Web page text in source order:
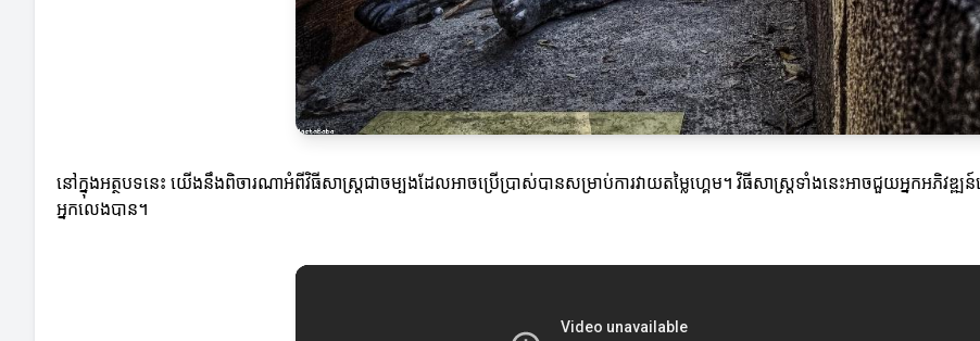
នៅក្នុងអត្ថបទនេះ យើងនឹងពិចារណាអំពីវិធីសាស្ត្រជាចម្បងដែលអាចប្រើប្រាស់បានសម្រាប់ការវាយតម្លៃហ្គេម។ វិធីសាស្ត្រទាំងនេះអាចជួយអ្នកអភិវ
អ្នកលេងបាន។